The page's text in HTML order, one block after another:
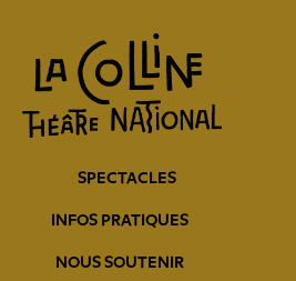
contenu
principal
entête
SPECTACLES
INFOS PRATIQUES
NOUS SOUTENIR
principale